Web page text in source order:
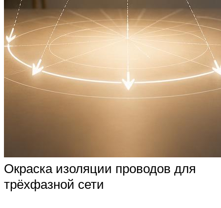
Окраска изоляции проводов для
трёхфазной сети